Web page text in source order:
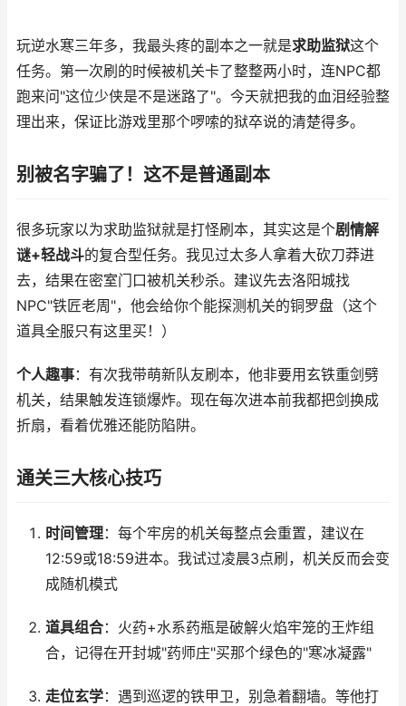
玩逆水寒三年多，我最头疼的副本之一就是求助监狱这个
任务。第一次刷的时候被机关卡了整整两小时，连NPC都
跑来问"这位少侠是不是迷路了"。今天就把我的血泪经验整
理出来，保证比游戏里那个啰嗦的狱卒说的清楚得多。
别被名字骗了！这不是普通副本
很多玩家以为求助监狱就是打怪刷本，其实这是个剧情解
谜+轻战斗的复合型任务。我见过太多人拿着大砍刀莽进
去，结果在密室门口被机关秒杀。建议先去洛阳城找
NPC"铁匠老周"，他会给你个能探测机关的铜罗盘（这个
道具全服只有这里买！）
个人趣事：有次我带萌新队友刷本，他非要用玄铁重剑劈
机关，结果触发连锁爆炸。现在每次进本前我都把剑换成
折扇，看着优雅还能防陷阱。
通关三大核心技巧
时间管理：每个牢房的机关每整点会重置，建议在
12:59或18:59进本。我试过凌晨3点刷，机关反而会变
成随机模式
道具组合：火药+水系药瓶是破解火焰牢笼的王炸组
合，记得在开封城"药师庄"买那个绿色的"寒冰凝露"
走位玄学：遇到巡逻的铁甲卫，别急着翻墙。等他打